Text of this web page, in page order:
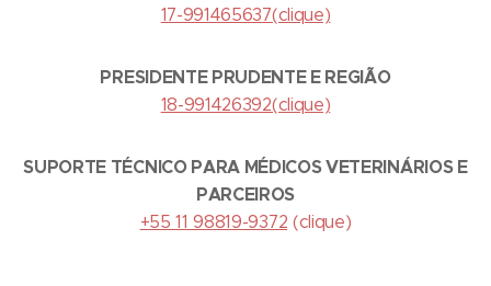
17-991465637(clique)
PRESIDENTE PRUDENTE E REGIÃO
18-991426392(clique)
SUPORTE TÉCNICO PARA MÉDICOS VETERINÁRIOS E
PARCEIROS
+55 11 98819-9372 (clique)